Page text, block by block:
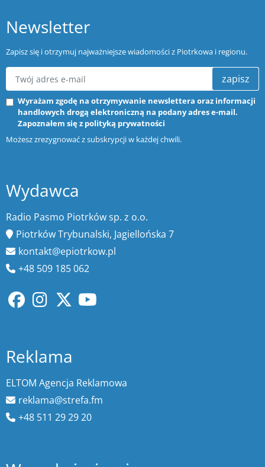
Newsletter
Zapisz się i otrzymuj najważniejsze wiadomości z Piotrkowa i regionu.
zapisz
Wyrażam zgodę na otrzymywanie newslettera oraz informacji
handlowych drogą elektroniczną na podany adres e-mail.
Zapoznałem się z polityką prywatności
Możesz zrezygnować z subskrypcji w każdej chwili.
Wydawca
Radio Pasmo Piotrków sp. z o.o.
Piotrków Trybunalski, Jagiellońska 7
kontakt@epiotrkow.pl
+48 509 185 062
Reklama
ELTOM Agencja Reklamowa
reklama@strefa.fm
+48 511 29 29 20